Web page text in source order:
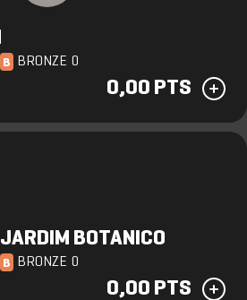
B BRONZE 0
0,00 PTS
BOTANICO
B BRONZE 0
0,00 PTS